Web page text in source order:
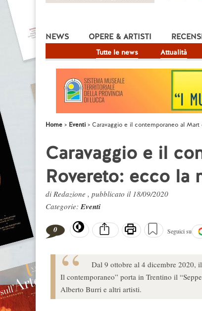
NEWS
Tutte le news Attualità
OPERE & ARTISTI
Home Eventi Caravaggio e il contemporaneo al
Caravaggio e il
Rovereto: ecco la
di Redazione , pubblicato il 18/09/2020
Categorie:Eventi
0 Seguici su
Dal 9 ottobre al 4 dicembre 2020,
Il contemporaneo” porta in Trentino il
Alberto Burri e altri artisti.